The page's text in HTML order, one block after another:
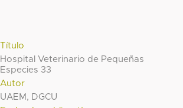
Título
Hospital Veterinario de Pequeñas
Especies 33
Autor
UAEM, DGCU